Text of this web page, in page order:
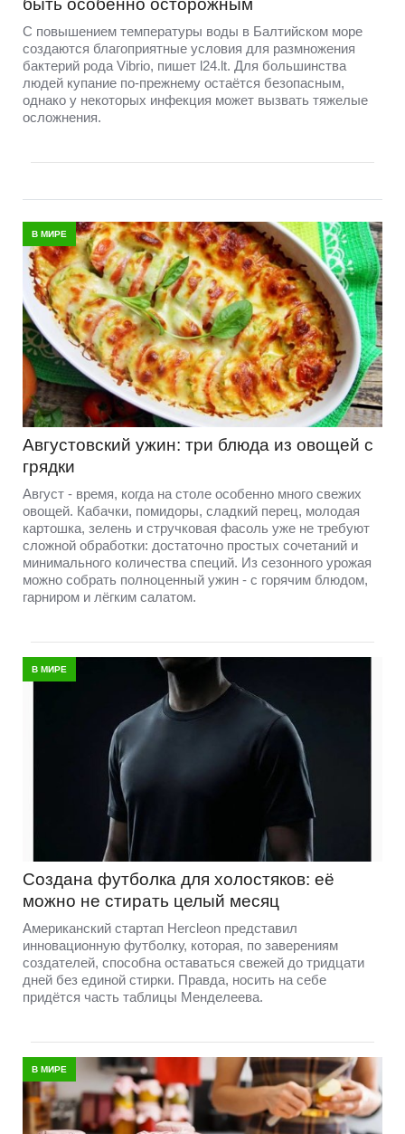
быть особенно осторожным
С повышением температуры воды в Балтийском море
создаются благоприятные условия для размножения
бактерий рода Vibrio, пишет l24.lt. Для большинства
людей купание по-прежнему остаётся безопасным,
однако у некоторых инфекция может вызвать тяжелые
осложнения.
В МИРЕ
Августовский ужин: три блюда из овощей с
грядки
Август - время, когда на столе особенно много свежих
овощей. Кабачки, помидоры, сладкий перец, молодая
картошка, зелень и стручковая фасоль уже не требуют
сложной обработки: достаточно простых сочетаний и
минимального количества специй. Из сезонного урожая
можно собрать полноценный ужин - с горячим блюдом,
гарниром и лёгким салатом.
В МИРЕ
Создана футболка для холостяков: её
можно не стирать целый месяц
Американский стартап Hercleon представил
инновационную футболку, которая, по заверениям
создателей, способна оставаться свежей до тридцати
дней без единой стирки. Правда, носить на себе
придётся часть таблицы Менделеева.
В МИРЕ